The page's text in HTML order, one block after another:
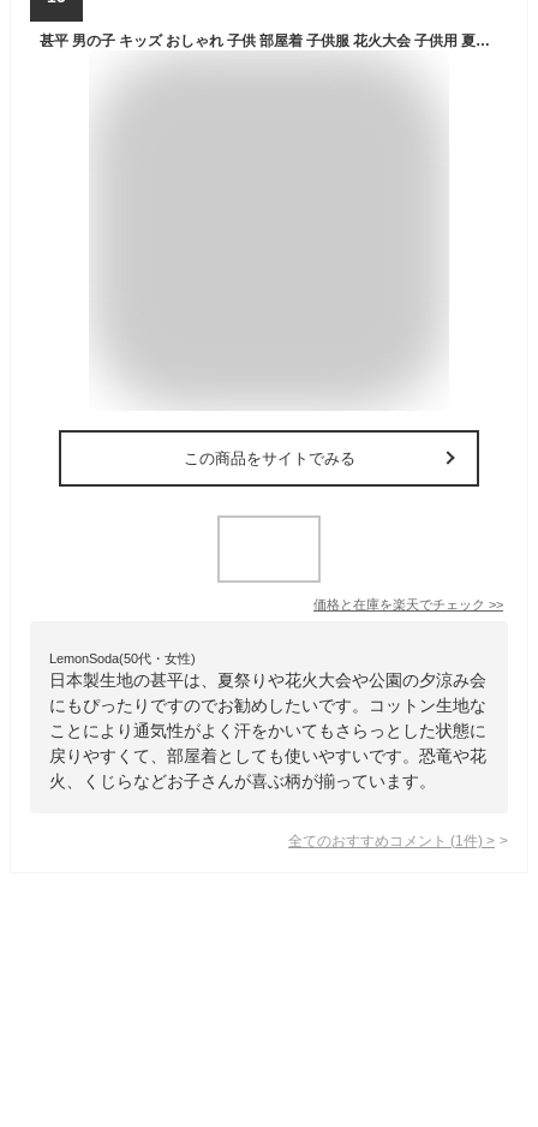
甚平 男の子 キッズ おしゃれ 子供 部屋着 子供服 花火大会 子供用 夏祭り 夕涼み会 七夕 100cm 110cm 120cm 130cm 綿100% コットン 日本製生地 和柄 恐竜 花火 くじら かぶと虫 黒 白 ブルー パジャマ 浴衣 夏 誕生日 甚兵衛 海外土産
この商品をサイトでみる
価格と在庫を楽天でチェック >>
LemonSoda(50代・女性)
日本製生地の甚平は、夏祭りや花火大会や公園の夕涼み会
にもぴったりですのでお勧めしたいです。コットン生地な
ことにより通気性がよく汗をかいてもさらっとした状態に
戻りやすくて、部屋着としても使いやすいです。恐竜や花
火、くじらなどお子さんが喜ぶ柄が揃っています。
全てのおすすめコメント (1 件) >